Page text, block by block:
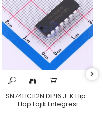
SN74HC112N DIP16 J-K Flip-
Flop Lojik Entegresi